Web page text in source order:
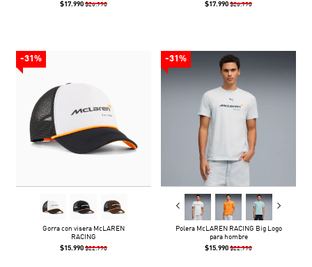
$17.990 $26.990
$17.990 $26.990
-31%
Gorra con visera McLAREN
RACING
$15.990 $22.990
-31%
Polera McLAREN RACING Big Logo
para hombre
$15.990 $22.990